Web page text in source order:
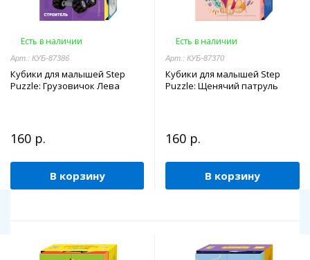
Есть в наличии
Арт.: КУБ-87386
Кубики для малышей Step
Puzzle: Грузовичок Лева
160 р.
В корзину
Есть в наличии
Арт.: КУБ-87370
Кубики для малышей Step
Puzzle: Щенячий патруль
160 р.
В корзину